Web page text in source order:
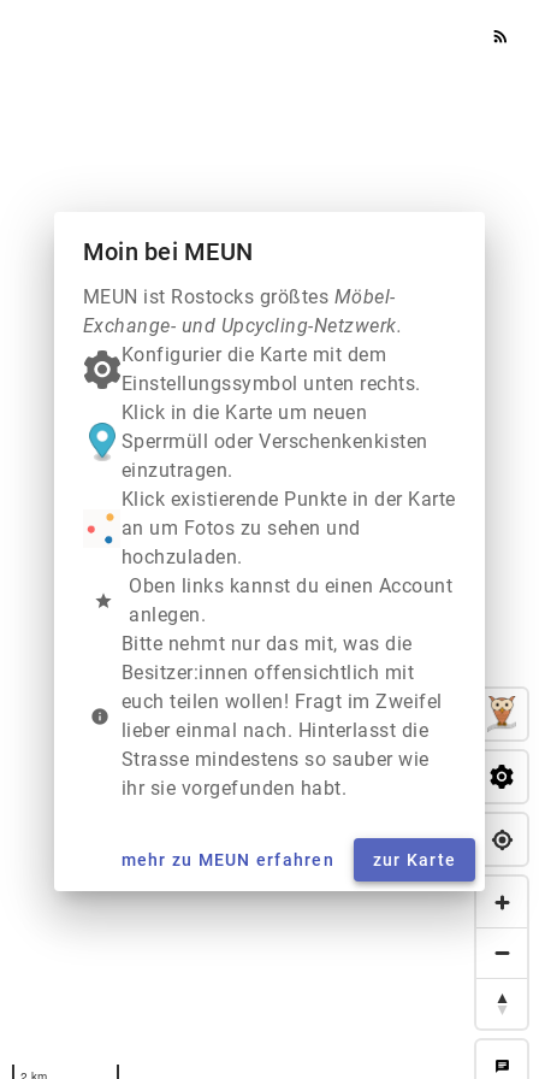
rss_feed
chat
Moin bei MEUN
MEUN ist Rostocks größtes Möbel-
Exchange- und Upcycling-Netzwerk.
Konfigurier die Karte mit dem
Einstellungssymbol unten rechts.
Klick in die Karte um neuen
Sperrmüll oder Verschenkenkisten
einzutragen.
Klick existierende Punkte in der Karte
an um Fotos zu sehen und
hochzuladen.
star
Oben links kannst du einen Account
anlegen.
info
Bitte nehmt nur das mit, was die
Besitzer:innen offensichtlich mit
euch teilen wollen! Fragt im Zweifel
lieber einmal nach. Hinterlasst die
Strasse mindestens so sauber wie
ihr sie vorgefunden habt.
mehr zu MEUN erfahren zur Karte